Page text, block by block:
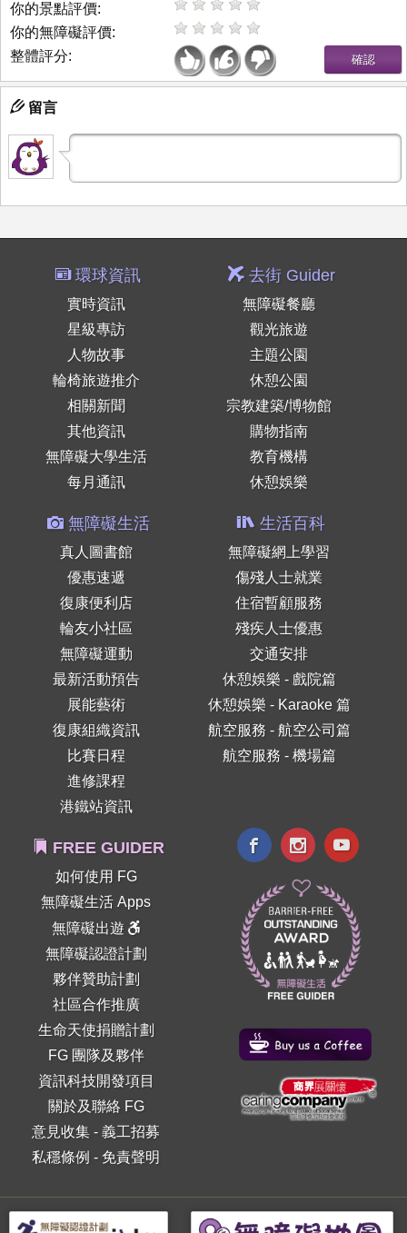
你的景點評價:
你的無障礙評價:
整體評分:
留言
環球資訊
實時資訊
星級專訪
人物故事
輪椅旅遊推介
相關新聞
其他資訊
無障礙大學生活
每月通訊
去街 Guider
無障礙餐廳
觀光旅遊
主題公園
休憩公園
宗教建築/博物館
購物指南
教育機構
休憩娛樂
無障礙生活
真人圖書館
優惠速遞
復康便利店
輪友小社區
無障礙運動
最新活動預告
展能藝術
復康組織資訊
比賽日程
進修課程
港鐵站資訊
生活百科
無障礙網上學習
傷殘人士就業
住宿暫顧服務
殘疾人士優惠
交通安排
休憩娛樂 - 戲院篇
休憩娛樂 - Karaoke 篇
航空服務 - 航空公司篇
航空服務 - 機場篇
FREE GUIDER
如何使用 FG
無障礙生活 Apps
無障礙出遊
無障礙認證計劃
夥伴贊助計劃
社區合作推廣
生命天使捐贈計劃
FG 團隊及夥伴
資訊科技開發項目
關於及聯絡 FG
意見收集 -義工招募
私穩條例 - 免責聲明